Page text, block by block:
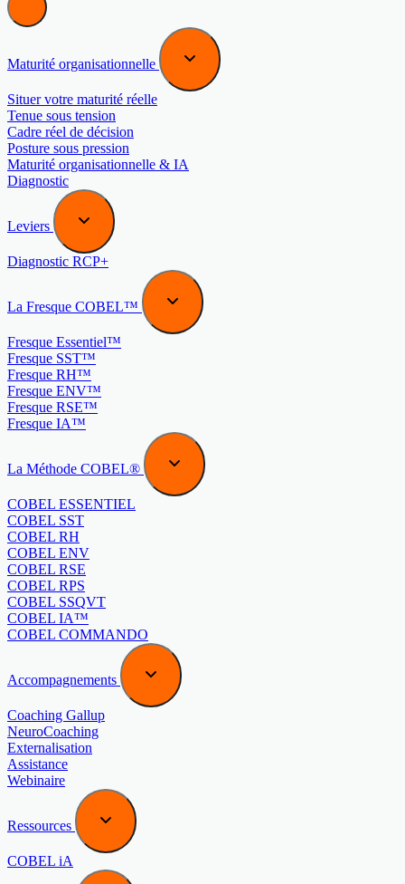
Maturité organisationnelle
Situer votre maturité réelle
Tenue sous tension
Cadre réel de décision
Posture sous pression
Maturité organisationnelle & IA
Diagnostic
Leviers
Diagnostic RCP+
La Fresque COBEL™
Fresque Essentiel™
Fresque SST™
Fresque RH™
Fresque ENV™
Fresque RSE™
Fresque IA™
La Méthode COBEL®
COBEL ESSENTIEL
COBEL SST
COBEL RH
COBEL ENV
COBEL RSE
COBEL RPS
COBEL SSQVT
COBEL IA™
COBEL COMMANDO
Accompagnements
Coaching Gallup
NeuroCoaching
Externalisation
Assistance
Webinaire
Ressources
COBEL iA